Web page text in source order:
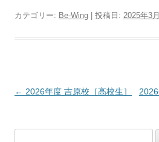
カテゴリー: Be-Wing | 投稿日: 2025年3
投
← 2026年度 吉原校［高校生］